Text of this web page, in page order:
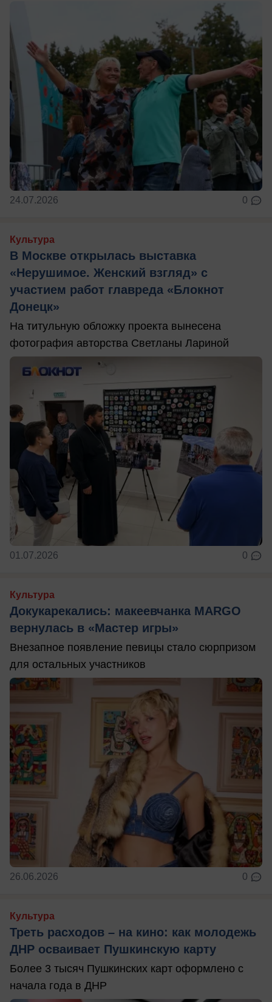
24.07.2026 0
Культура
В Москве открылась выставка
«Нерушимое. Женский взгляд» с
участием работ главреда «Блокнот
Донецк»
На титульную обложку проекта вынесена
фотография авторства Светланы Лариной
01.07.2026 0
Культура
Докукарекались: макеевчанка MARGO
вернулась в «Мастер игры»
Внезапное появление певицы стало сюрпризом
для остальных участников
26.06.2026 0
Культура
Треть расходов – на кино: как молодежь
ДНР осваивает Пушкинскую карту
Более 3 тысяч Пушкинских карт оформлено с
начала года в ДНР